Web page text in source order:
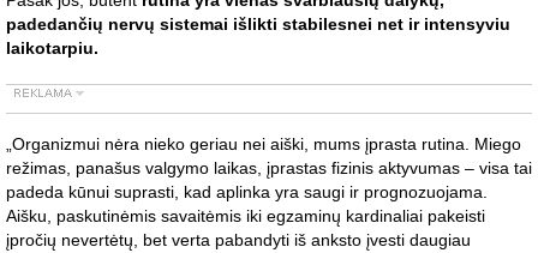
padedančių nervų sistemai išlikti stabilesnei net ir intensyviu
laikotarpiu.
„Organizmui nėra nieko geriau nei aiški, mums įprasta rutina. Miego
režimas, panašus valgymo laikas, įprastas fizinis aktyvumas – visa tai
padeda kūnui suprasti, kad aplinka yra saugi ir prognozuojama.
Aišku, paskutinėmis savaitėmis iki egzaminų kardinaliai pakeisti
įpročių nevertėtų, bet verta pabandyti iš anksto įvesti daugiau